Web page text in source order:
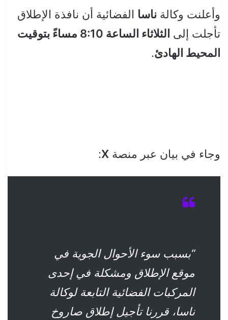
وأعلنت وكالة ناسا الفضائية أن نافذة الإطلاق
تأجلت إلى
الثلاثاء الساعة 8:10 مساءً بتوقيت
المحيط الهادئ.
وجاء في بيان عبر منصة X
:
“بسبب سوء الأحوال الجوية في
موقع الإطلاق ومشكلة في إحدى
المركبات الفضائية التابعة لوكالة
ناسا، قررنا تأجيل إطلاق صاروخ